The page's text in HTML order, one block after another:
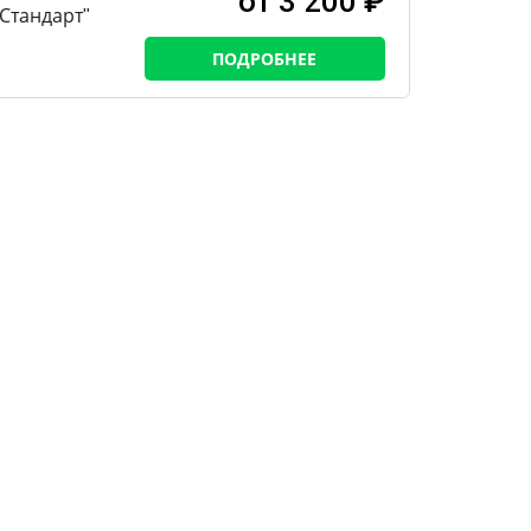
ПОДРОБНЕЕ